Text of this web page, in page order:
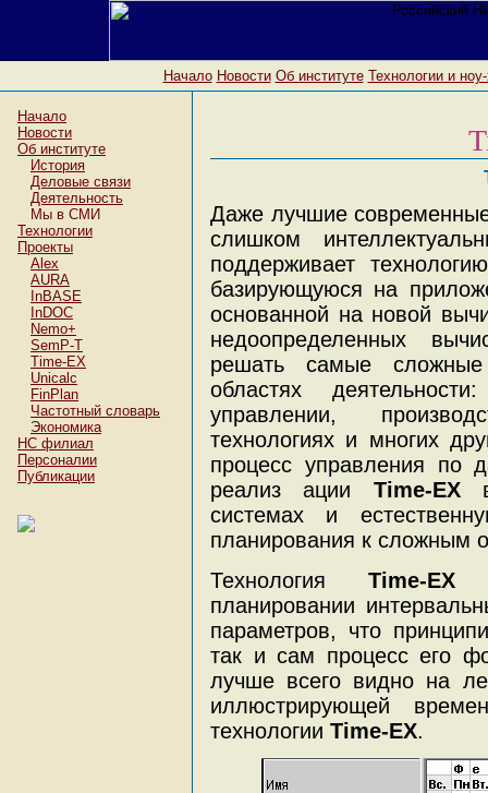
Начало Новости Об институте Технологии и
Начало
Новости
Об институте
История
Деловые связи
Деятельность
Мы в СМИ
Технологии
Проекты
Alex
AURA
InBASE
InDOC
Nemo+
SemP-T
Time-EX
Unicalc
FinPlan
Частотный словарь
Экономика
НC филиал
Персоналии
Публикации
Даже лучшие
слишком
поддерживает
базирующуюся на
основанной на новой
недоопределенных
решать самые
областях
управлении,
технологиях и многих
процесс управления по
реализ ации Time-EXв
системах и
планирования к сложным
Технология Time-EX
планировании
параметров, что
так и сам процесс его
лучше всего видно на
иллюстрирующей
технологии Time-EX.